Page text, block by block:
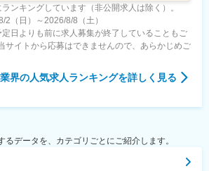
ンキングしています（非公開求人は除く）。
（日）～2026/8/8（土）
日よりも前に求人募集が終了していることもご
サイトから応募はできませんので、あらかじめご
界の人気求人ランキングを詳しく見る
データを、カテゴリごとにご紹介します。